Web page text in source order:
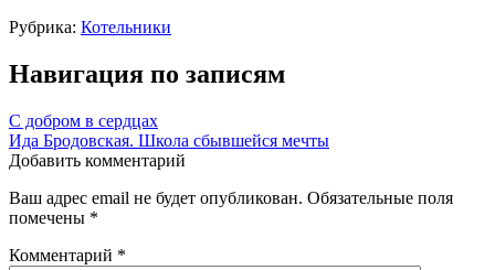
Рубрика: Котельники
Навигация по записям
С добром в сердцах
Ида Бродовская. Школа сбывшейся мечты
Добавить комментарий
Ваш адрес email не будет опубликован. Обязательные поля
помечены *
Комментарий *